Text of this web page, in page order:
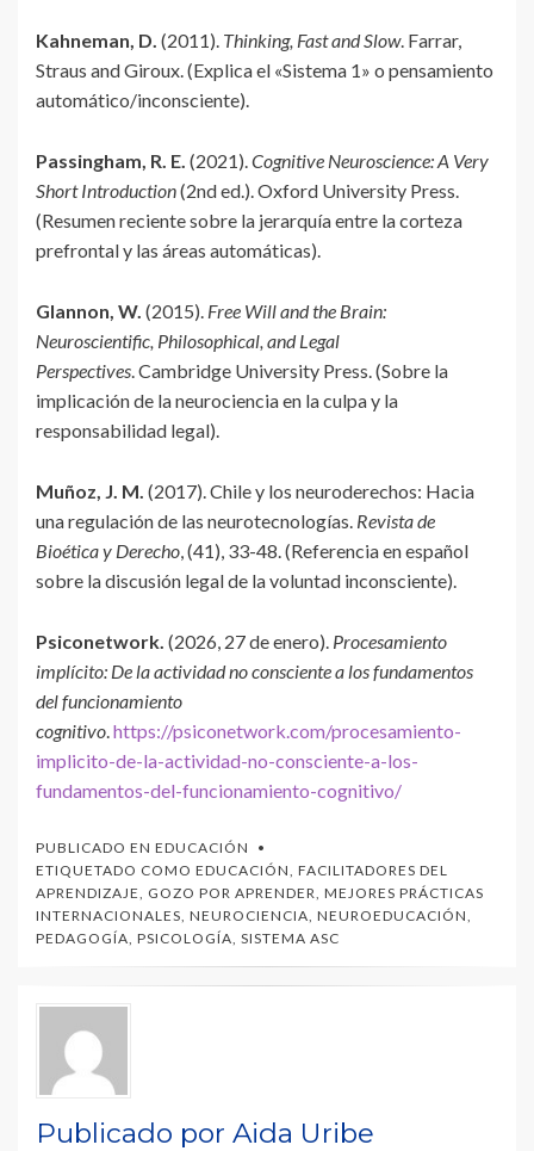
Kahneman, D. (2011). Thinking, Fast and Slow. Farrar,
Straus and Giroux. (Explica el «Sistema 1» o pensamiento
automático/inconsciente).
Passingham, R. E. (2021). Cognitive Neuroscience: A Very
Short Introduction(2nd ed.). Oxford University Press.
(Resumen reciente sobre la jerarquía entre la corteza
prefrontal y las áreas automáticas).
Glannon, W. (2015). Free Will and the Brain:
Neuroscientific, Philosophical, and Legal
Perspectives . Cambridge University Press. (Sobre la
implicación de la neurociencia en la culpa y la
responsabilidad legal).
Muñoz, J. M. (2017). Chile y los neuroderechos: Hacia
una regulación de las neurotecnologías. Revista de
Bioética y Derecho , (41), 33-48. (Referencia en español
sobre la discusión legal de la voluntad inconsciente).
Psiconetwork. (2026, 27 de enero). Procesamiento
implícito: De la actividad no consciente a los fundamentos
del funcionamiento
cognitivo https://psiconetwork.com/procesamiento-
implicito-de-la-actividad-no-consciente-a-los-
fundamentos-del-funcionamiento-cognitivo/
PUBLICADO EN EDUCACIÓN
ETIQUETADO COMO EDUCACIÓN FACILITADORES DEL
APRENDIZAJE
GOZO POR APRENDER MEJORES PRÁCTICAS
INTERNACIONALES NEUROCIENCIA NEUROEDUCACIÓN
PEDAGOGÍA PSICOLOGÍA SISTEMA ASC
Publicado por Aida Uribe